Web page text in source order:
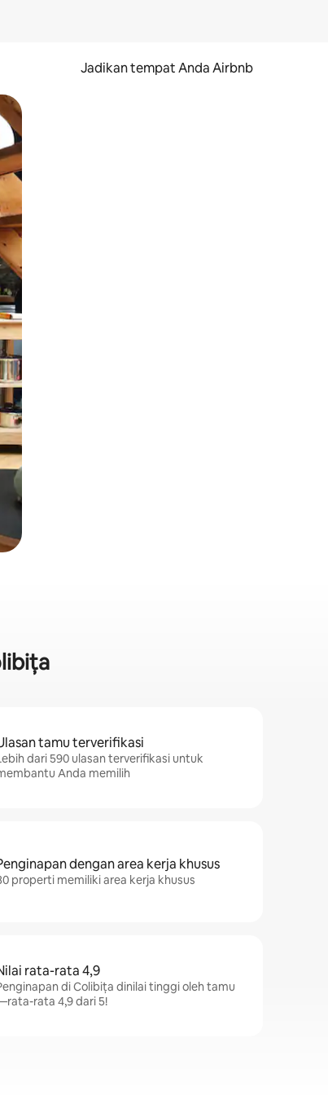
Jadikan tempat Anda Airbnb
menggeser.
tamu terverifikasi
dari 590 ulasan terverifikasi untuk
Anda memilih
dengan area kerja khusus
properti memiliki area kerja khusus
rata-rata 4,9
di Colibița dinilai tinggi oleh tamu
rata 4,9 dari 5!